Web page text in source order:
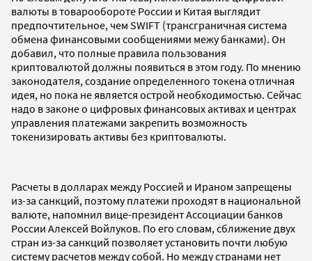
валюты в товарообороте России и Китая выглядит
предпочтительное, чем SWIFT (трансграничная система
обмена финансовыми сообщениями межу банками). Он
добавил, что полные правила пользования
криптовалютой должны появиться в этом году. По мнению
законодателя, создание определенного токена отличная
идея, но пока не является острой необходимостью. Сейчас
надо в законе о цифровых финансовых активах и центрах
управления платежами закрепить возможность
токенизировать активы без криптовалюты.
Расчеты в долларах между Россией и Ираном запрещены
из-за санкций, поэтому платежи проходят в национальной
валюте, напомнил вице-президент Ассоциации банков
России Алексей Войлуков. По его словам, сближение двух
стран из-за санкций позволяет установить почти любую
систему расчетов между собой. Но между странами нет